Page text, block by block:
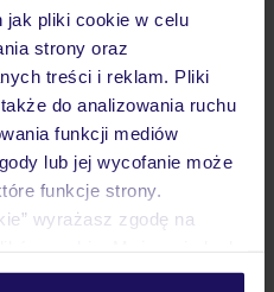
jak pliki cookie w celu
strony oraz
treści i reklam. Pliki
do analizowania ruchu
funkcji mediów
lub jej wycofanie może
funkcje strony.
wyrażasz zgodę na
w zakładkę